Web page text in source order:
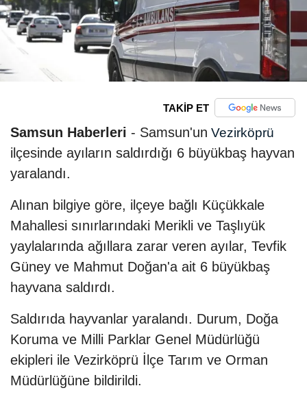
TAKİP ET
Samsun Haberleri - Samsun'un Vezirköprü
ilçesinde ayıların saldırdığı 6 büyükbaş hayvan
yaralandı.
Alınan bilgiye göre, ilçeye bağlı Küçükkale
Mahallesi sınırlarındaki Merikli ve Taşlıyük
yaylalarında ağıllara zarar veren ayılar, Tevfik
Güney ve Mahmut Doğan'a ait 6 büyükbaş
hayvana saldırdı.
Saldırıda hayvanlar yaralandı. Durum, Doğa
Koruma ve Milli Parklar Genel Müdürlüğü
ekipleri ile Vezirköprü İlçe Tarım ve Orman
Müdürlüğüne bildirildi.